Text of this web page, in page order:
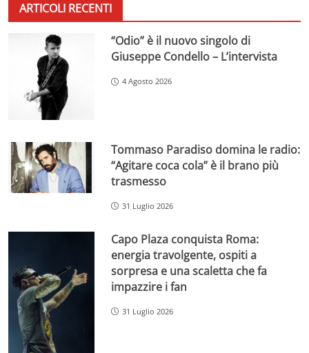
ARTICOLI RECENTI
“Odio” è il nuovo singolo di
Giuseppe Condello – L’intervista
4 Agosto 2026
Tommaso Paradiso domina le radio:
“Agitare coca cola” è il brano più
trasmesso
31 Luglio 2026
Capo Plaza conquista Roma:
energia travolgente, ospiti a
sorpresa e una scaletta che fa
impazzire i fan
31 Luglio 2026